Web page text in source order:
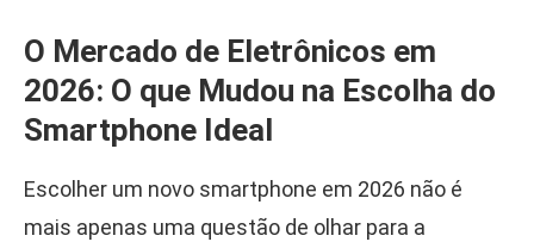
O Mercado de Eletrônicos em
2026: O que Mudou na Escolha do
Smartphone Ideal
Escolher um novo smartphone em 2026 não é
mais apenas uma questão de olhar para a